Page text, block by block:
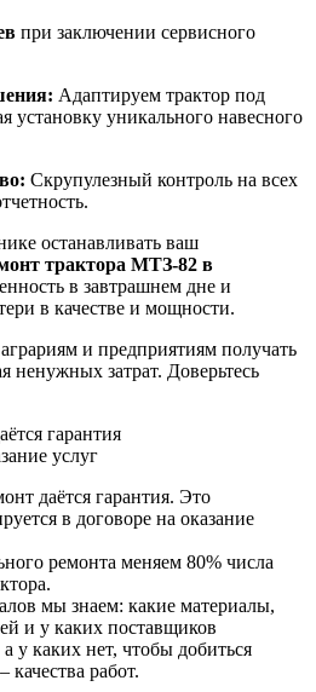
при заключении сервисного
Адаптируем трактор под
установку уникального навесного
Скрупулезный контроль на всех
останавливать ваш
трактора МТЗ-82 в
в завтрашнем дне и
в качестве и мощности.
и предприятиям получать
ненужных затрат. Доверьтесь
гарантия
услуг
даётся гарантия. Это
в договоре на оказание
ремонта меняем 80% числа
мы знаем: какие материалы,
и у каких поставщиков
у каких нет, чтобы добиться
качества работ.